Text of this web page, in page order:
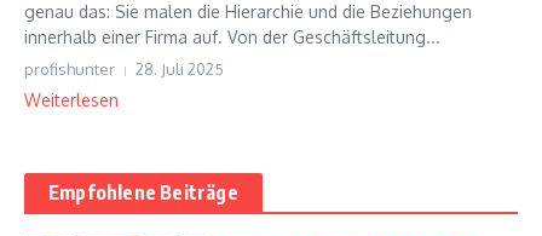
genau das: Sie malen die Hierarchie und die Beziehungen
innerhalb einer Firma auf. Von der Geschäftsleitung...
profishunter 28. Juli 2025
Weiterlesen
Empfohlene Beiträge